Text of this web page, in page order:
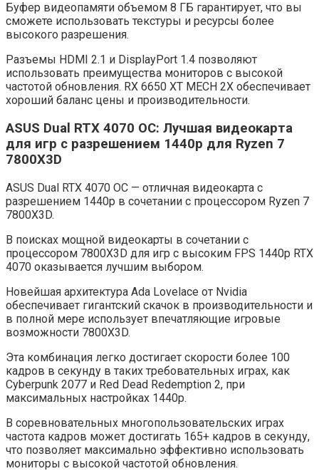
Буфер видеопамяти объемом 8 ГБ гарантирует, что вы
сможете использовать текстуры и ресурсы более
высокого разрешения.
Разъемы HDMI 2.1 и DisplayPort 1.4 позволяют
использовать преимущества мониторов с высокой
частотой обновления. RX 6650 XT MECH 2X обеспечивает
хороший баланс цены и производительности.
ASUS Dual RTX 4070 OC: Лучшая видеокарта
для игр с разрешением 1440p для Ryzen 7
7800X3D
ASUS Dual RTX 4070 OC — отличная видеокарта с
разрешением 1440p в сочетании с процессором Ryzen 7
7800X3D.
В поисках мощной видеокарты в сочетании с
процессором 7800X3D для игр с высоким FPS 1440p RTX
4070 оказывается лучшим выбором.
Новейшая архитектура Ada Lovelace от Nvidia
обеспечивает гигантский скачок в производительности и
в полной мере использует впечатляющие игровые
возможности 7800X3D.
Эта комбинация легко достигает скорости более 100
кадров в секунду в таких требовательных играх, как
Cyberpunk 2077 и Red Dead Redemption 2, при
максимальных настройках 1440p.
В соревновательных многопользовательских играх
частота кадров может достигать 165+ кадров в секунду,
что позволяет максимально эффективно использовать
мониторы с высокой частотой обновления.